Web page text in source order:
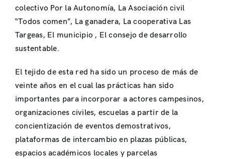
colectivo Por la Autonomía, La Asociación civil
“Todos comen”, La ganadera, La cooperativa Las
Targeas, El municipio , El consejo de desarrollo
sustentable.
El tejido de esta red ha sido un proceso de más de
veinte años en el cual las prácticas han sido
importantes para incorporar a actores campesinos,
organizaciones civiles, escuelas a partir de la
concientización de eventos demostrativos,
plataformas de intercambio en plazas públicas,
espacios académicos locales y parcelas